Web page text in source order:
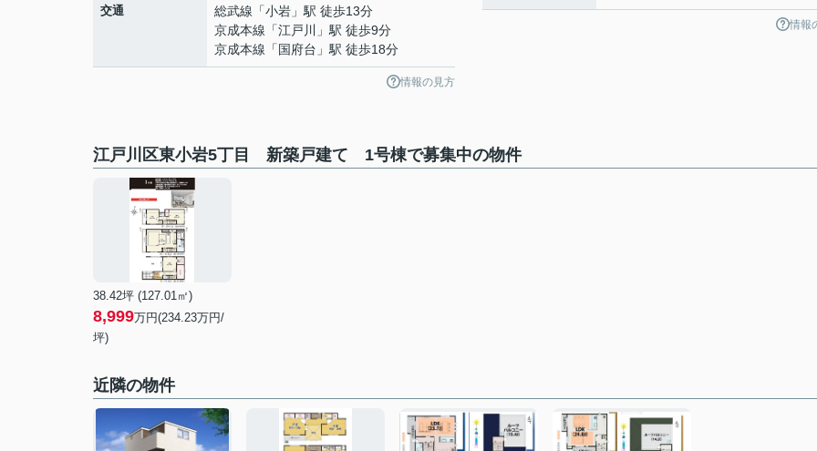
交通 総武線 「小岩 」駅 徒歩13分
京成本線 「江戸川
」駅 徒歩9分
京成本線 「 国府台 」駅 徒歩18分
情報の見方
情報
江戸川区東小岩5丁目 新築戸建て 1号棟で募集中の物件
38.42坪 (127.01㎡)
8,999万円(234.23万円/
坪)
近隣の物件